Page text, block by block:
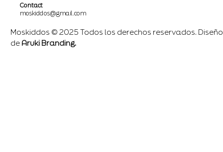
Contact
moskiddos@gmail.com
Moskiddos © 2025 Todos los derechos reservados. Diseño
de Aruki Branding.